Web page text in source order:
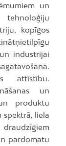
un
tehnoloģiju
kopīgos
industrijai
attīstību.
un
produktu
spektrā, liela
pārdomātu